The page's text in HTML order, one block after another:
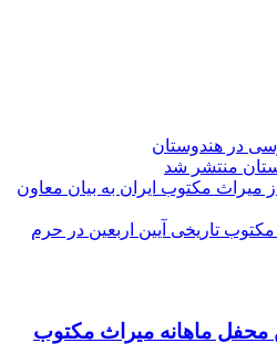
میراث مکتوب ایران به بیان معاون
تاریخی آیین اربعین در حرم
ماهانه میراث مکتوب